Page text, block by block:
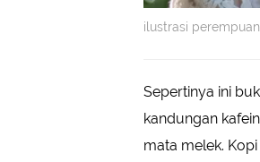
ilustrasi
Sepertinya ini
kandungan
mata melek.